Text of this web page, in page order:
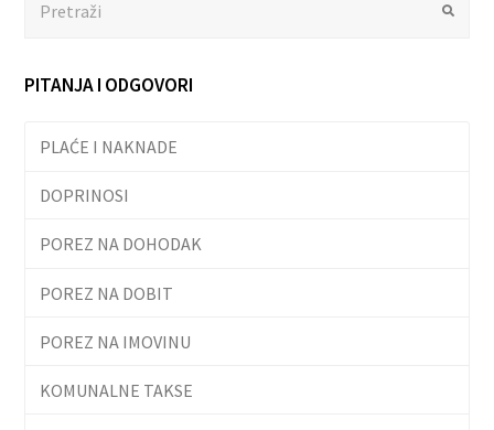
Submit
PITANJA I ODGOVORI
PLAĆE I NAKNADE
DOPRINOSI
POREZ NA DOHODAK
POREZ NA DOBIT
POREZ NA IMOVINU
KOMUNALNE TAKSE